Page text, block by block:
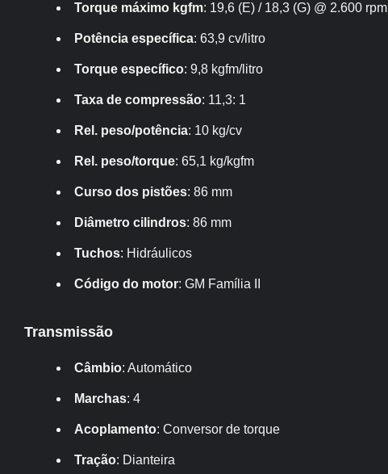
Torque máximo kgfm: 19,6 (E) / 18,3 (G) @ 2.600 rpm
Potência específica: 63,9 cv/litro
Torque específico: 9,8 kgfm/litro
Taxa de compressão: 11,3: 1
Rel. peso/potência: 10 kg/cv
Rel. peso/torque: 65,1 kg/kgfm
Curso dos pistões: 86 mm
Diâmetro cilindros: 86 mm
Tuchos: Hidráulicos
Código do motor: GM Família II
Transmissão
Câmbio: Automático
Marchas: 4
Acoplamento: Conversor de torque
Tração: Dianteira